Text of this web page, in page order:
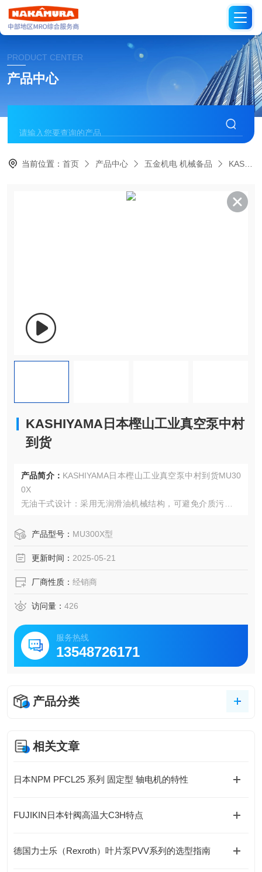
PRODUCT CENTER
产品中心
当前位置：首页 产品中心 五金机电 机械备品 KASHIYAMA日本樫山工业
KASHIYAMA日本樫山工业真空泵中村
到货
产品简介： KASHIYAMA日本樫山工业真空泵中村到货MU30
0X
无油干式设计：采用无润滑油机械结构，可避免介质污染，
产品型号： MU300X型
更新时间： 2025-05-21
厂商性质： 经销商
访问量： 426
服务热线
13548726171
产品分类
相关文章
日本NPM PFCL25 系列 固定型 轴电机的特性
FUJIKIN日本针阀高温大C3H特点
德国力士乐（Rexroth）叶片泵PVV系列的选型指南